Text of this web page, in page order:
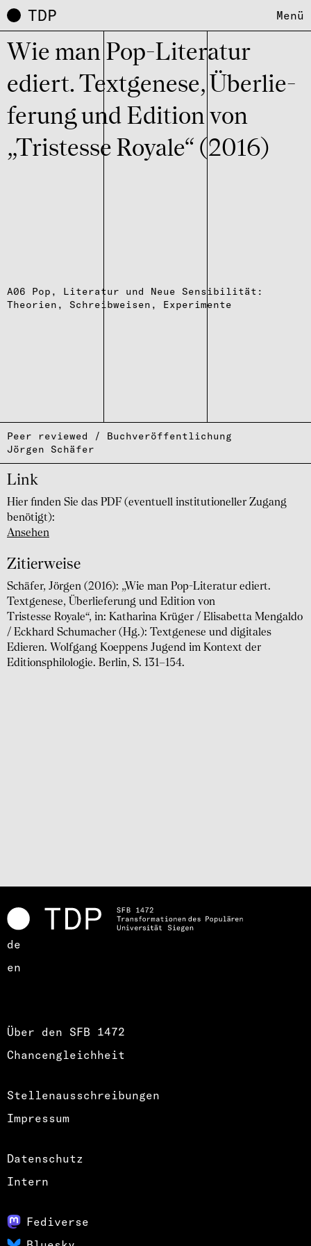
TDP Menü
Wie man Pop-Lite­ra­tur
ediert. Text­ge­nese, Über­lie­
fe­rung und Edition von
„Tris­tesse Royale“ (2016)
A06 Pop, Literatur und Neue Sensibilität:
Theorien, Schreibweisen, Experimente
Peer reviewed / Buchveröffentlichung
Jörgen Schäfer
Link
Hier finden Sie das PDF (eventuell institutioneller Zugang
benötigt):
Ansehen
Zitierweise
Schäfer, Jörgen (2016): „Wie man Pop-Literatur ediert.
Textgenese, Überlieferung und Edition von
Tristesse Royale“, in: Katharina Krüger / Elisabetta Mengaldo
/ Eckhard Schumacher (Hg.): Textgenese und digitales
Edieren. Wolfgang Koeppens Jugend im Kontext der
Editionsphilologie. Berlin, S. 131–154.
de
en
Über den SFB 1472
Chancengleichheit
Stellenausschreibungen
Impressum
Datenschutz
Intern
Fediverse